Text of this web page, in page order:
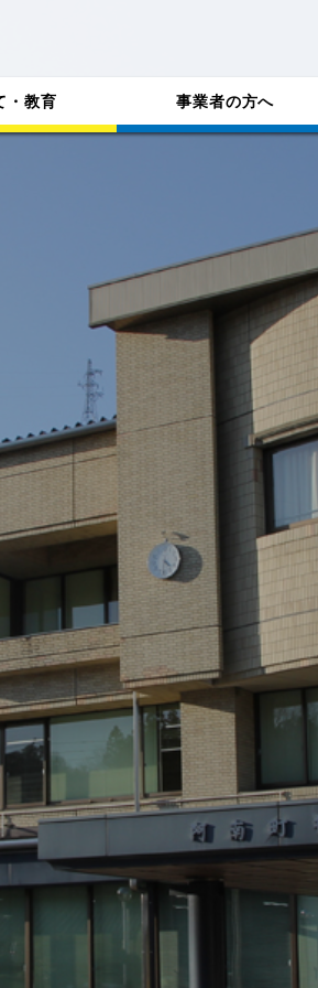
・教育 事業者の方へ